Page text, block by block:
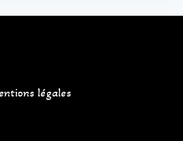
légales